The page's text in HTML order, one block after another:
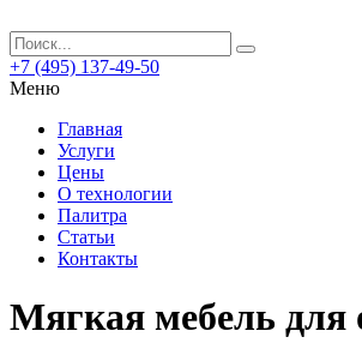
+7 (495) 137-49-50
Меню
Главная
Услуги
Цены
О технологии
Палитра
Статьи
Контакты
Мягкая мебель для